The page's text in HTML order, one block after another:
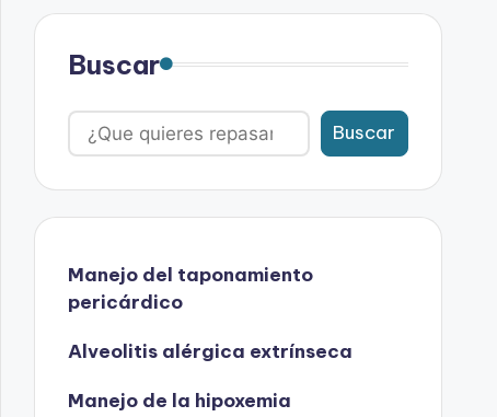
Buscar
Buscar
Manejo del taponamiento
pericárdico
Alveolitis alérgica extrínseca
Manejo de la hipoxemia